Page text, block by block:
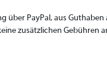
PayPal, aus Guthaben
zusätzlichen Gebühren